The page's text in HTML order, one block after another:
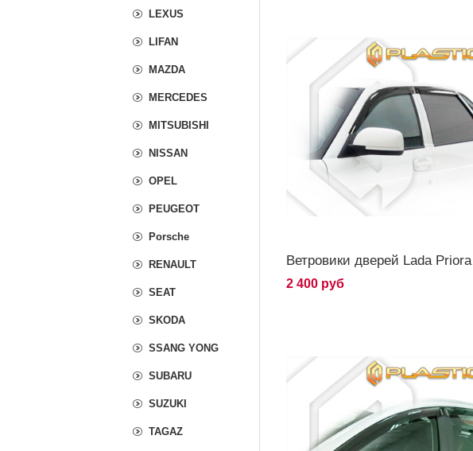
Ветровики дверей Lada Priora
2 400 руб
LEXUS
LIFAN
MAZDA
MERCEDES
MITSUBISHI
NISSAN
OPEL
PEUGEOT
Porsche
RENAULT
SEAT
SKODA
SSANG YONG
SUBARU
SUZUKI
TAGAZ